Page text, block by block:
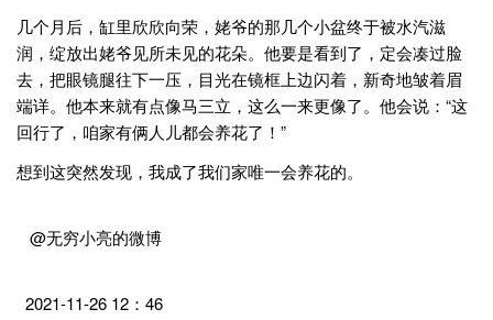
几个月后，缸里欣欣向荣，姥爷的那几个小盆终于被水汽滋
润，绽放出姥爷见所未见的花朵。他要是看到了，定会凑过脸
去，把眼镜腿往下一压，目光在镜框上边闪着，新奇地皱着眉
端详。他本来就有点像马三立，这么一来更像了。他会说：“这
回行了，咱家有俩人儿都会养花了！”
想到这突然发现，我成了我们家唯一会养花的。
@无穷小亮的微博
2021-11-26 12：46